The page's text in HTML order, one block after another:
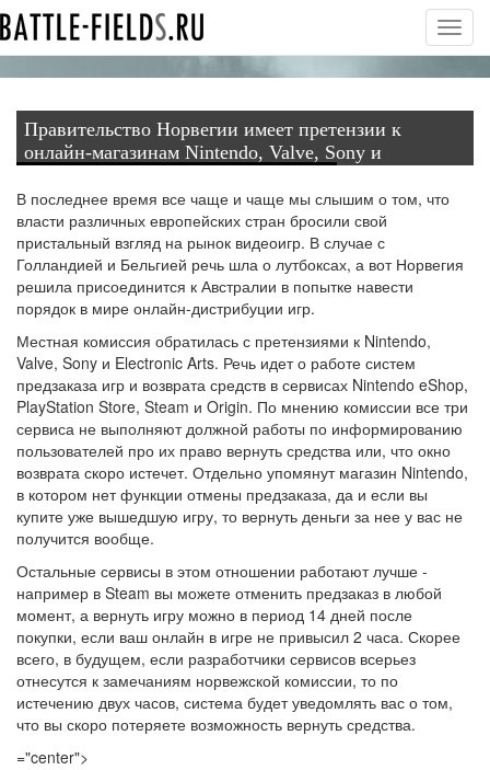
Правительство Норвегии имеет претензии к
онлайн-магазинам Nintendo, Valve, Sony и
В последнее время все чаще и чаще мы слышим о том, что
власти различных европейских стран бросили свой
пристальный взгляд на рынок видеоигр. В случае с
Голландией и Бельгией речь шла о лутбоксах, а вот Норвегия
решила присоединится к Австралии в попытке навести
порядок в мире онлайн-дистрибуции игр.
Местная комиссия обратилась с претензиями к Nintendo,
Valve, Sony и Electronic Arts. Речь идет о работе систем
предзаказа игр и возврата средств в сервисах Nintendo eShop,
PlayStation Store, Steam и Origin. По мнению комиссии все три
сервиса не выполняют должной работы по информированию
пользователей про их право вернуть средства или, что окно
возврата скоро истечет. Отдельно упомянут магазин Nintendo,
в котором нет функции отмены предзаказа, да и если вы
купите уже вышедшую игру, то вернуть деньги за нее у вас не
получится вообще.
Остальные сервисы в этом отношении работают лучше -
например в Steam вы можете отменить предзаказ в любой
момент, а вернуть игру можно в период 14 дней после
покупки, если ваш онлайн в игре не привысил 2 часа. Скорее
всего, в будущем, если разработчики сервисов всерьез
отнесутся к замечаниям норвежской комиссии, то по
истечению двух часов, система будет уведомлять вас о том,
что вы скоро потеряете возможность вернуть средства.
="center">